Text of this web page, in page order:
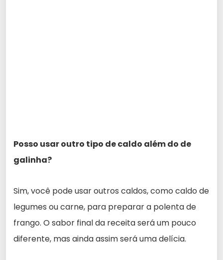
Posso usar outro tipo de caldo além do de
galinha?
Sim, você pode usar outros caldos, como caldo de
legumes ou carne, para preparar a polenta de
frango. O sabor final da receita será um pouco
diferente, mas ainda assim será uma delícia.